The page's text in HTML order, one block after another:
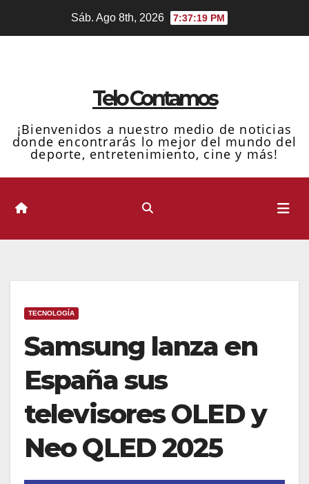
Sáb. Ago 8th, 2026 7:37:20 PM
Telo Contamos
¡Bienvenidos a nuestro medio de noticias
donde encontrarás lo mejor del mundo del
deporte, entretenimiento, cine y más!
TECNOLOGÍA
Samsung lanza en
España sus
televisores OLED y
Neo QLED 2025